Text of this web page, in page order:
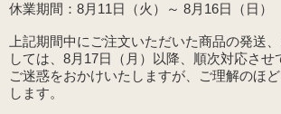
休業期間：8月11日（火）～ 8月16日（日）
上記期間中にご注文いただいた商品の発送
しては、8月17日（月）以降、順次対応させ
ご迷惑をおかけいたしますが、ご理解のほ
します。